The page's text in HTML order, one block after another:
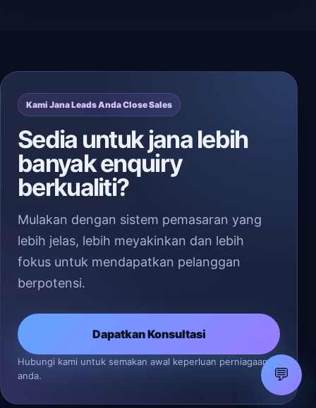
Kami Jana Leads Anda Close Sales
Sedia untuk jana lebih
banyak enquiry
berkualiti?
Mulakan dengan sistem pemasaran yang
lebih jelas, lebih meyakinkan dan lebih
fokus untuk mendapatkan pelanggan
berpotensi.
Dapatkan Konsultasi
Hubungi kami untuk semakan awal keperluan perniagaan
anda.
💬